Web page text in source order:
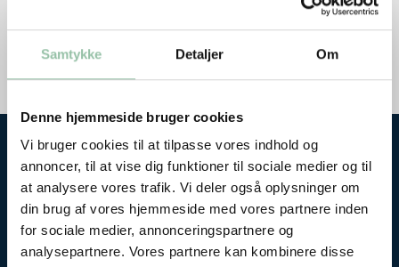
Samtykke Detaljer Om
Denne hjemmeside bruger cookies
Vi bruger cookies til at tilpasse vores indhold og
annoncer, til at vise dig funktioner til sociale medier og til
at analysere vores trafik. Vi deler også oplysninger om
din brug af vores hjemmeside med vores partnere inden
for sociale medier, annonceringspartnere og
analysepartnere. Vores partnere kan kombinere disse
TINE CURTIS: BØRNELIV I SUND BALANCE
Se tidligere afholdte Sunde Børn
konferencer her...
Sunde Børn konferencen 2020